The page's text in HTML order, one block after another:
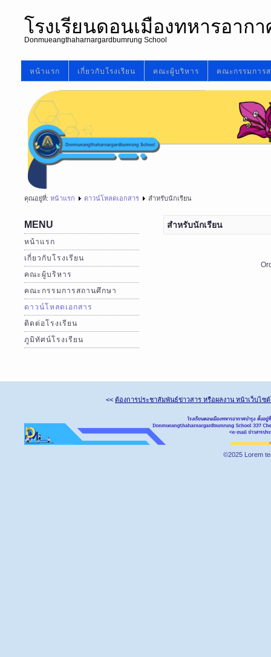
โรงเรียนดอนเมืองทหารอาก
Donmueangthaharnargardbumrung School
หน้าแรก เกี่ยวกับโรงเรียน คณะผู้บริหาร คณะกรรมการ
คุณอยู่ที่: หน้าแรก ดาวน์โหลดเอกสาร สำหรับนักเรียน
MENU
หน้าแรก
เกี่ยวกับโรงเรียน
คณะผู้บริหาร
คณะกรรมการสถานศึกษา
ดาวน์โหลดเอกสาร
ติดต่อโรงเรียน
ภูมิทัศน์โรงเรียน
สำหรับนักเรียน
<< ต้องการประชาสัมพันธ์ข่าวสาร หรือผลงาน หน้าเว็บไซ
©2025 Lorem